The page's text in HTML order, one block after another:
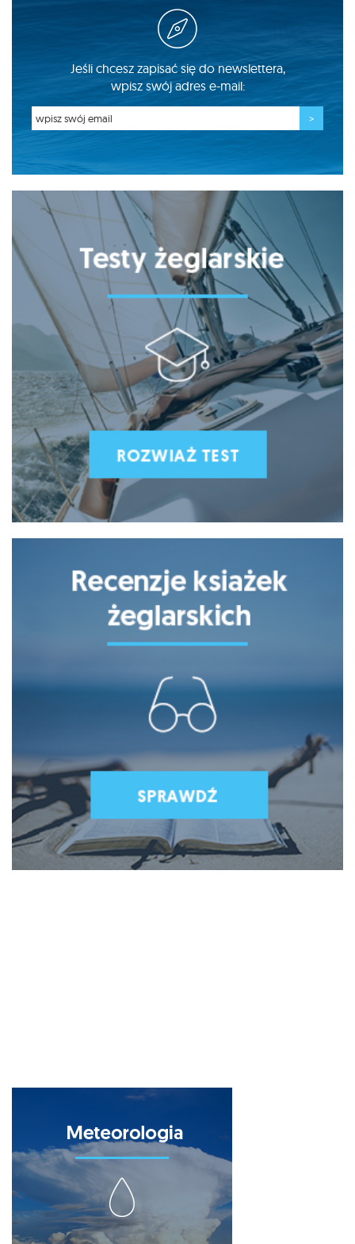
Jeśli chcesz zapisać się do newslettera,
wpisz swój adres e-mail: